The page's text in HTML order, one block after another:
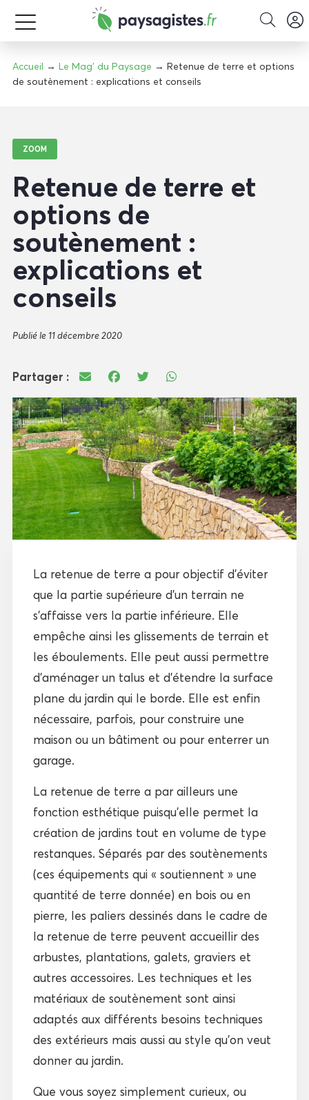
Accueil → Le Mag' du Paysage → Retenue de terre et options
de soutènement : explications et conseils
ZOOM
Retenue de terre et
options de
soutènement :
explications et
conseils
Publié le 11 décembre 2020
Partager :
La retenue de terre a pour objectif d’éviter
que la partie supérieure d’un terrain ne
s’affaisse vers la partie inférieure. Elle
empêche ainsi les glissements de terrain et
les éboulements. Elle peut aussi permettre
d’aménager un talus et d’étendre la surface
plane du jardin qui le borde. Elle est enfin
nécessaire, parfois, pour construire une
maison ou un bâtiment ou pour enterrer un
garage.
La retenue de terre a par ailleurs une
fonction esthétique puisqu’elle permet la
création de jardins tout en volume de type
restanques. Séparés par des soutènements
(ces équipements qui « soutiennent » une
quantité de terre donnée) en bois ou en
pierre, les paliers dessinés dans le cadre de
la retenue de terre peuvent accueillir des
arbustes, plantations, galets, graviers et
autres accessoires. Les techniques et les
matériaux de soutènement sont ainsi
adaptés aux différents besoins techniques
des extérieurs mais aussi au style qu’on veut
donner au jardin.
Que vous soyez simplement curieux, ou